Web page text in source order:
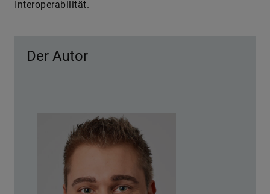
Interoperabilität.
Der Autor